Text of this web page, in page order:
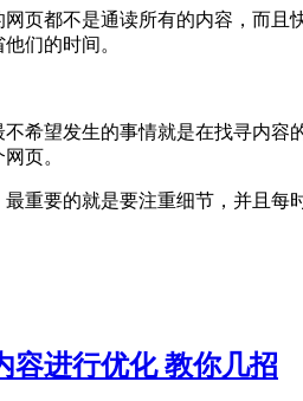
页都不是通读所有的内容，而
们的时间。
希望发生的事情就是在找寻内
页。
重要的就是要注重细节，并且每
容进行优化 教你几招